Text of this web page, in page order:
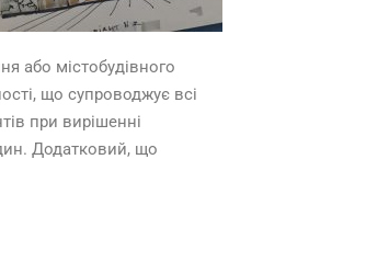
або містобудівного
що супроводжує всі
при вирішенні
Додатковий, що